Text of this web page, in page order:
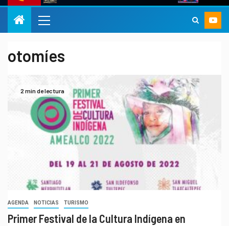
otomíes
2 min de lectura
AGENDA NOTICIAS TURISMO
Primer Festival de la Cultura Indígena en